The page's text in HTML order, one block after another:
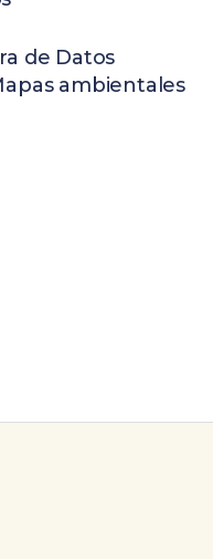
de Datos
ambientales